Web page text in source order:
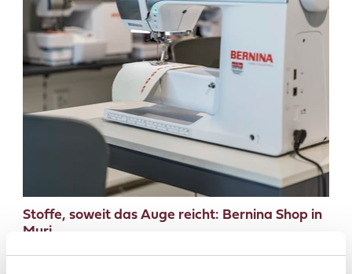
Stoffe, soweit das Auge reicht: Bernina Shop in
Muri